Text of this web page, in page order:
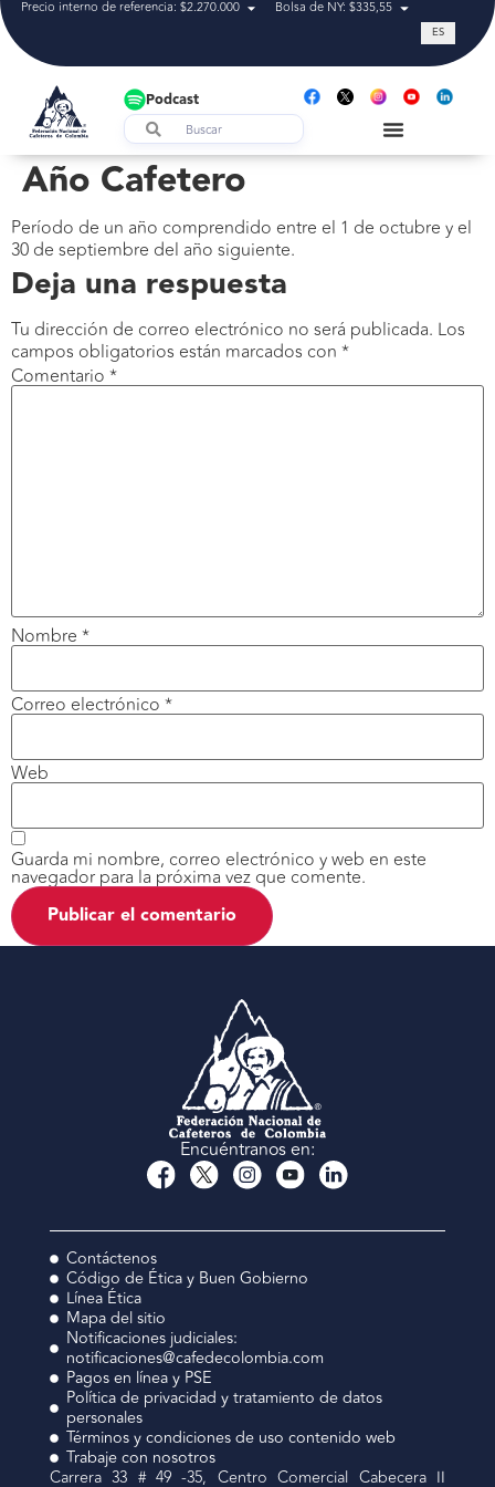
Precio interno de referencia: $2.270.000 Bolsa de NY: $335,55 Tasa de
ES
Podcast
Año Cafetero
Período de un año comprendido entre el 1 de octubre y el
30 de septiembre del año siguiente.
Deja una respuesta
Tu dirección de correo electrónico no será publicada. Los
campos obligatorios están marcados con *
Comentario *
Nombre *
Correo electrónico *
Web
Guarda mi nombre, correo electrónico y web en este
navegador para la próxima vez que comente.
Encuéntranos en:
Contáctenos
Código de Ética y Buen Gobierno
Línea Ética
Mapa del sitio
Notificaciones judiciales:
notificaciones@cafedecolombia.com
Pagos en línea y PSE
Política de privacidad y tratamiento de datos
personales
Términos y condiciones de uso contenido web
Trabaje con nosotros
Carrera 33 # 49 -35, Centro Comercial Cabecera II